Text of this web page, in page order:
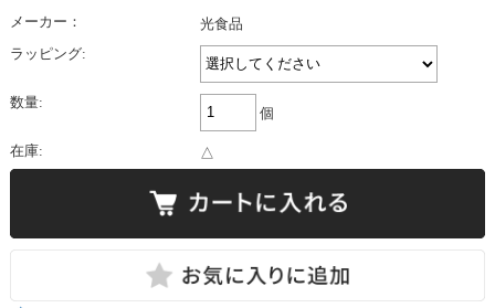
メーカー：
光食品
ラッピング:
数量:
個
在庫: △